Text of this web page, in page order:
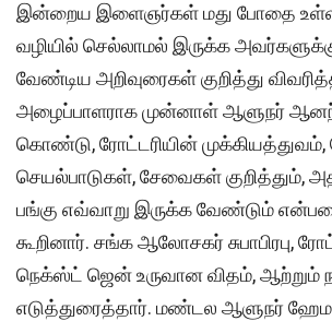
இன்றைய இளைஞர்கள் மது போதை
வழியில் செல்லாமல் இருக்க
வேண்டிய அறிவுரைகள் குறித்து
அழைப்பாளராக முன்னாள் ஆளுநர்
கொண்டு, ரோட்டரியின் முக்கியத்துவம்,
செயல்பாடுகள், சேவைகள் குறித்தும்,
பங்கு எவ்வாறு இருக்க வேண்டும்
கூறினார். சங்க ஆலோசகர் சுபாபிரபு,
நெக்ஸ்ட் ஜென் உருவான விதம், ஆற்றும்
எடுத்துரைத்தார். மண்டல ஆளுநர்